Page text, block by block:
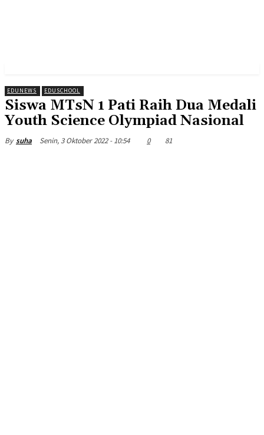
EDUNEWS EDUSCHOOL
Siswa MTsN 1 Pati Raih Dua Medali
Youth Science Olympiad Nasional
By suha Senin, 3 Oktober 2022 - 10:54 0 81